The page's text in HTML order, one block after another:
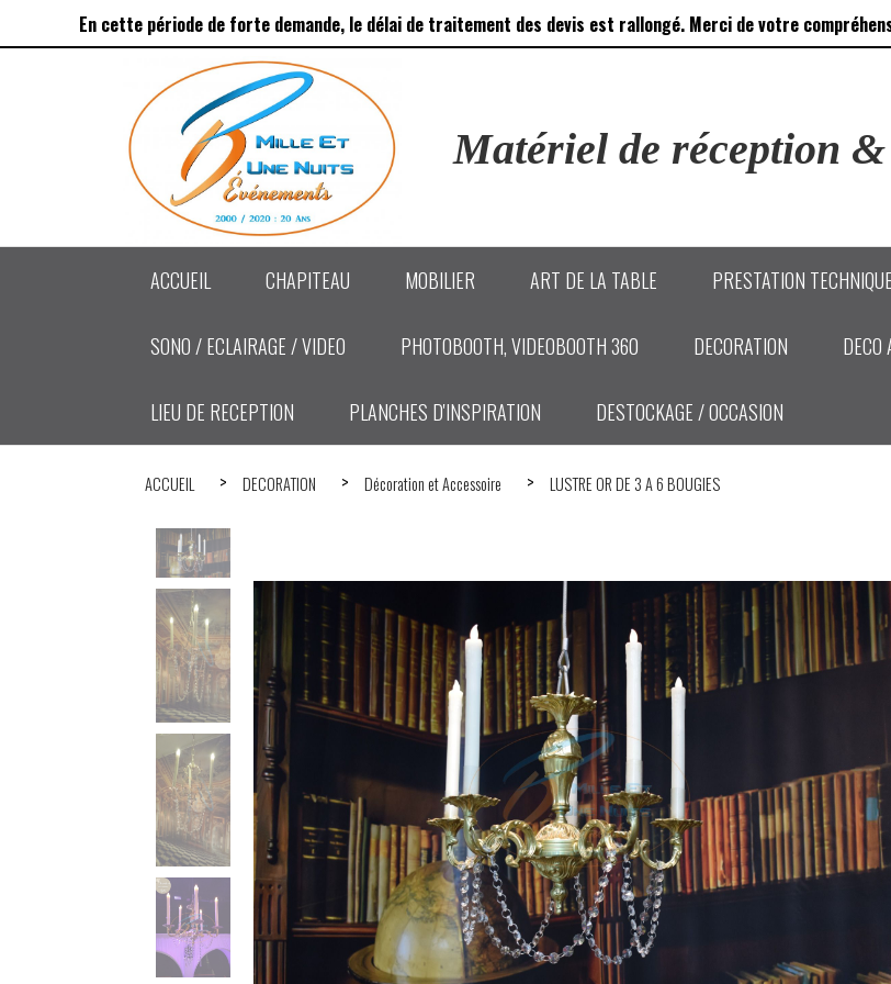
En cette période de forte demande, le délai de traitement des devis est rallongé. Merci de votre
Matériel de réception &
ACCUEIL CHAPITEAU MOBILIER ART DE LA TABLE PRESTATION
SONO / ECLAIRAGE / VIDEO PHOTOBOOTH, VIDEOBOOTH 360 DECORATION DECO
LIEU DE RECEPTION PLANCHES D'INSPIRATION DESTOCKAGE / OCCASION
ACCUEIL DECORATION Décoration et Accessoire LUSTRE OR DE 3 A 6 BOUGIES